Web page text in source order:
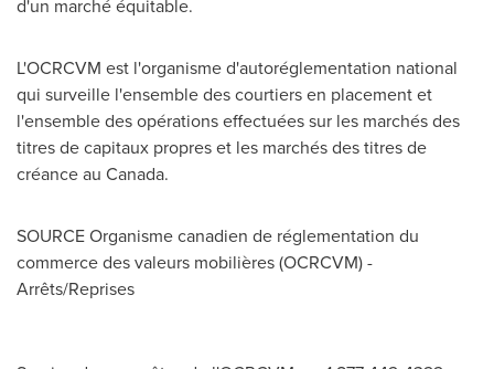
d'un marché équitable.
L'OCRCVM est l'organisme d'autoréglementation national
qui surveille l'ensemble des courtiers en placement et
l'ensemble des opérations effectuées sur les marchés des
titres de capitaux propres et les marchés des titres de
créance au Canada.
SOURCE Organisme canadien de réglementation du
commerce des valeurs mobilières (OCRCVM) -
Arrêts/Reprises